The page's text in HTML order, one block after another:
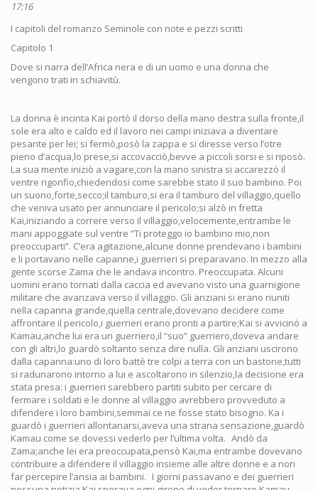
17:16
I capitoli del romanzo Seminole con note e pezzi scritti
Capitolo 1
Dove si narra dell’Africa nera e di un uomo e una donna che
vengono trati in schiavitù.
La donna è incinta Kai portò il dorso della mano destra sulla fronte,il
sole era alto e caldo ed il lavoro nei campi iniziava a diventare
pesante per lei; si fermò,posò la zappa e si diresse verso l’otre
pieno d’acqua,lo prese,si accovacciò,bevve a piccoli sorsi e si riposò.
La sua mente iniziò a vagare,con la mano sinistra si accarezzò il
ventre rigonfio,chiedendosi come sarebbe stato il suo bambino. Poi
un suono,forte,secco;il tamburo,si era il tamburo del villaggio,quello
che veniva usato per annunciare il pericolo;si alzò in fretta
Kai,iniziando a correre verso il villaggio,velocemente,entrambe le
mani appoggiate sul ventre “Ti proteggo io bambino mio,non
preoccuparti”. C’era agitazione,alcune donne prendevano i bambini
e li portavano nelle capanne,i guerrieri si preparavano. In mezzo alla
gente scorse Zama che le andava incontro. Preoccupata. Alcuni
uomini erano tornati dalla caccia ed avevano visto una guarnigione
militare che avanzava verso il villaggio. Gli anziani si erano riuniti
nella capanna grande,quella centrale,dovevano decidere come
affrontare il pericolo,i guerrieri erano pronti a partire;Kai si avvicinò a
Kamau,anche lui era un guerriero,il “suo” guerriero,doveva andare
con gli altri,lo guardò soltanto senza dire nulla. Gli anziani uscirono
dalla capanna:uno di loro battè tre colpi a terra con un bastone,tutti
si radunarono intorno a lui e ascoltarono in silenzio,la decisione era
stata presa: i guerrieri sarebbero partiti subito per cercare di
fermare i soldati e le donne al villaggio avrebbero provveduto a
difendere i loro bambini,semmai ce ne fosse stato bisogno. Ka i
guardò i guerrieri allontanarsi,aveva una strana sensazione,guardò
Kamau come se dovessi vederlo per l’ultima volta. Andò da
Zama;anche lei era preoccupata,pensò Kai,ma entrambe dovevano
contribuire a difendere il villaggio insieme alle altre donne e a non
far percepire l’ansia ai bambini. I giorni passavano e dei guerrieri